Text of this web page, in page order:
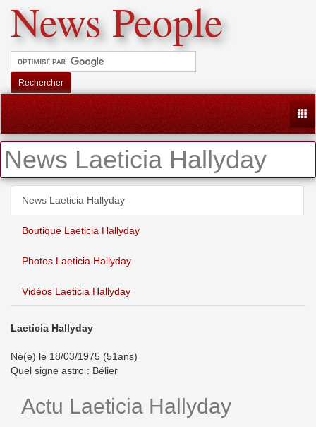
News People
Rechercher
News Laeticia Hallyday
News Laeticia Hallyday
Boutique Laeticia Hallyday
Photos Laeticia Hallyday
Vidéos Laeticia Hallyday
Laeticia Hallyday
Né(e) le 18/03/1975 (51ans)
Quel signe astro : Bélier
Actu Laeticia Hallyday